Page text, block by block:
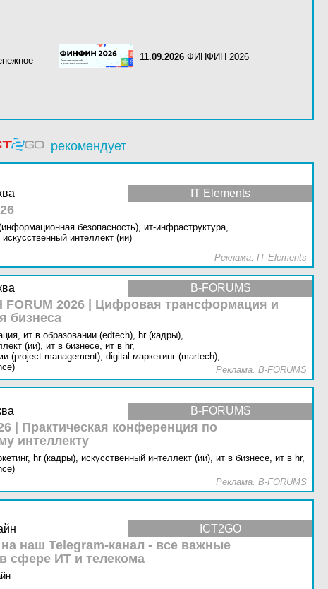
11.09.2026 ФИНФИН 2026
рекомендует
IT Elements
безопасность), ит-инфраструктура,
искусственный интеллект (ии)
Реклама. IT Elements
B-FORUMS
FORUM 2026 | Цифровая трансформация и
бизнеса
ит в образовании (edtech), hr (кадры),
(ии), ит в бизнесе, ит в hr,
(project management), digital-маркетинг (martech),
Реклама. B-FORUMS
B-FORUMS
| Практическая конференция по
интеллекту
hr (кадры), искусственный интеллект (ии), ит в бизнесе, ит в hr,
Реклама. B-FORUMS
ICT2GO
наш Telegram-канал - все важные
сфере ИТ и телекома